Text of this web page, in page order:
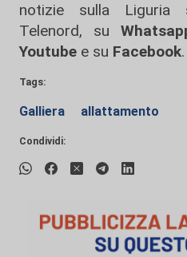
notizie sulla Liguria
Telenord, su
Youtube e su Facebook.
Tags:
Galliera allattamento
Condividi: